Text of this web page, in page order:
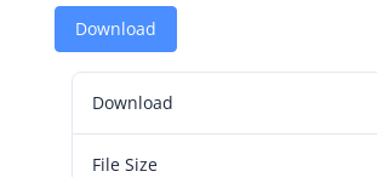
Download
Download
File Size